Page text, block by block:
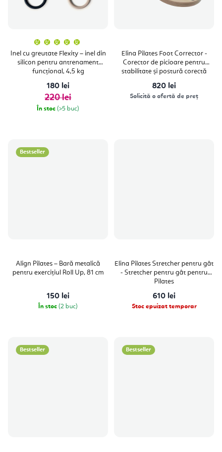
Inel cu greutate Flexity – inel din
silicon pentru antrenament
funcțional, 4,5 kg
a
produsului
este
5,0
din
180 lei
220 lei
În stoc (>5 buc)
Elina Pilates Foot Corrector -
Corector de picioare pentru
stabilitate și postură corectă
820 lei
Solicită o ofertă de preț
Bestseller
Align Pilates – Bară metalică
pentru exercițiul Roll Up, 81 cm
150 lei
În stoc (2 buc)
Elina Pilates Stretcher pentru gât
- Stretcher pentru gât pentru
Pilates
610 lei
Stoc epuizat temporar
Bestseller Bestseller